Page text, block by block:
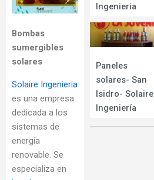
Bombas
sumergibles
solares
Solaire Ingenieria
es una empresa
dedicada a los
sistemas de
energía
renovable. Se
especializa en
Ingenieria
Paneles
solares- San
Isidro- Solaire
Ingeniería